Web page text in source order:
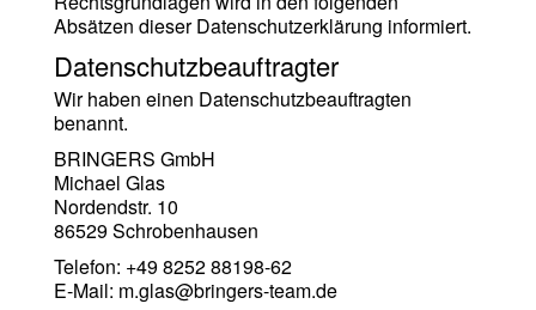
Absätzen dieser Datenschutzerklärung informiert.
Datenschutz­beauftragter
Wir haben einen Datenschutzbeauftragten
benannt.
BRINGERS GmbH
Michael Glas
Nordendstr. 10
86529 Schrobenhausen
Telefon: +49 8252 88198-62
E-Mail: m.glas@bringers-team.de